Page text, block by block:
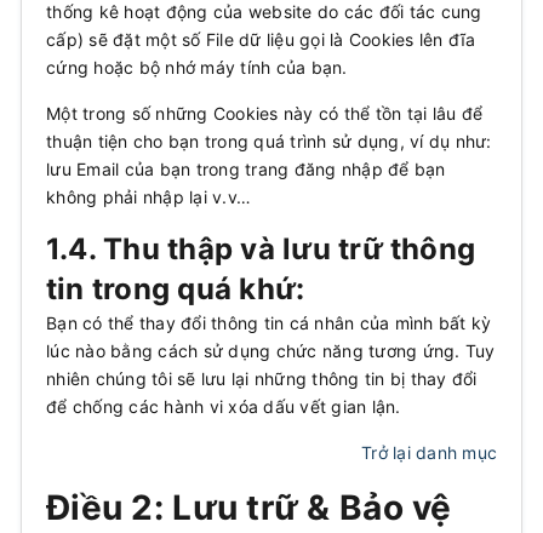
thống kê hoạt động của website do các đối tác cung
cấp) sẽ đặt một số File dữ liệu gọi là Cookies lên đĩa
cứng hoặc bộ nhớ máy tính của bạn.
Một trong số những Cookies này có thể tồn tại lâu để
thuận tiện cho bạn trong quá trình sử dụng, ví dụ như:
lưu Email của bạn trong trang đăng nhập để bạn
không phải nhập lại v.v…
1.4. Thu thập và lưu trữ thông
tin trong quá khứ:
Bạn có thể thay đổi thông tin cá nhân của mình bất kỳ
lúc nào bằng cách sử dụng chức năng tương ứng. Tuy
nhiên chúng tôi sẽ lưu lại những thông tin bị thay đổi
để chống các hành vi xóa dấu vết gian lận.
Trở lại danh mục
Điều 2: Lưu trữ & Bảo vệ